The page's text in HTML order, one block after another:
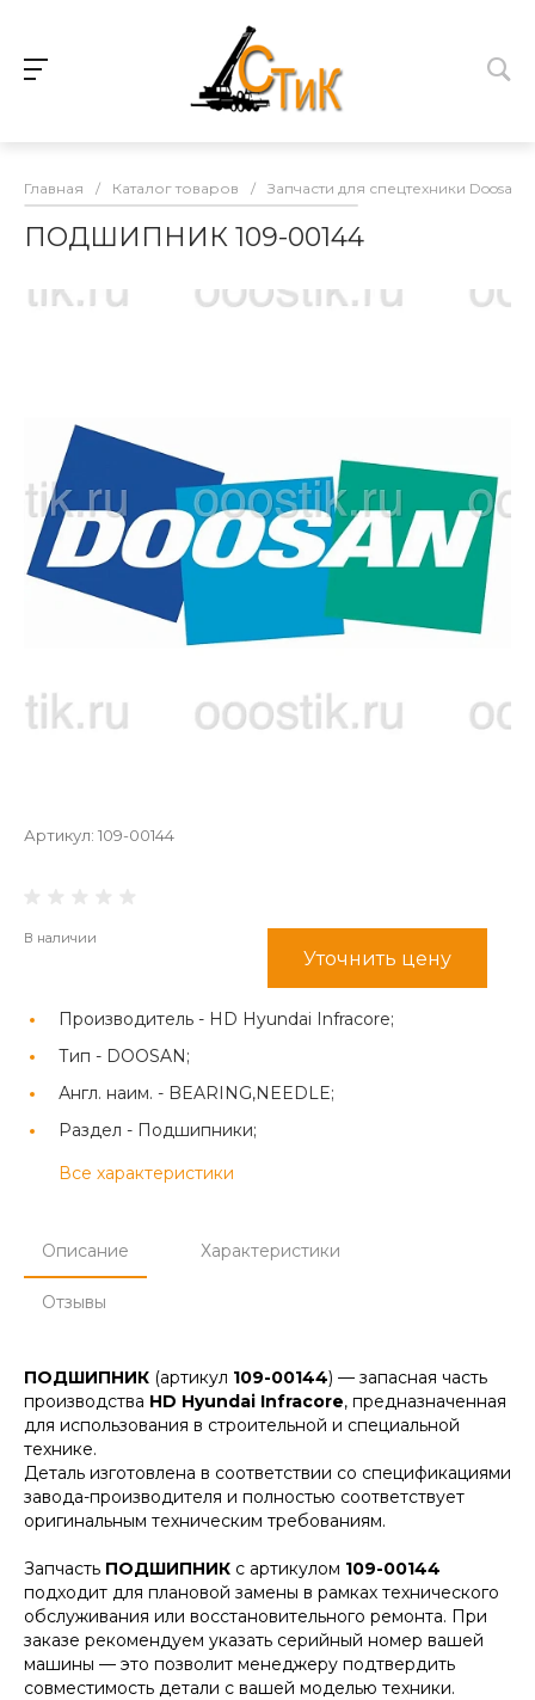
Главная / Каталог товаров / Запчасти для спецтехники Doosan
ПОДШИПНИК 109-00144
Артикул: 109-00144
В наличии
Уточнить цену
Производитель - HD Hyundai Infracore;
Тип - DOOSAN;
Англ. наим. - BEARING,NEEDLE;
Раздел - Подшипники;
Все характеристики
Описание Характеристики
Отзывы
ПОДШИПНИК (артикул 109-00144) — запасная часть
производства HD Hyundai Infracore, предназначенная
для использования в строительной и специальной
технике.
Деталь изготовлена в соответствии со спецификациями
завода-производителя и полностью соответствует
оригинальным техническим требованиям.
Запчасть ПОДШИПНИК с артикулом 109-00144
подходит для плановой замены в рамках технического
обслуживания или восстановительного ремонта. При
заказе рекомендуем указать серийный номер вашей
машины — это позволит менеджеру подтвердить
совместимость детали с вашей моделью техники.